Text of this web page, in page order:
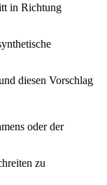
in Richtung
diesen Vorschlag
oder der
zu